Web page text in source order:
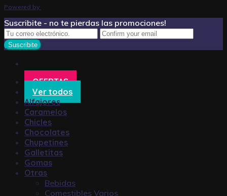
Powered by
Suscribite - no te pierdas las promociones!
OFERTAS
Ver todos
Alfajores
Caramelos
Chicles
Chocolates
Chupetines
Galletitas
Gomas
Otras
Bebidas
Comestibles Varios